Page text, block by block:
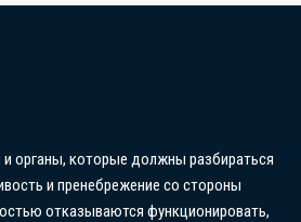
органы, которые должны разбираться
и пренебрежение со стороны
отказываются функционировать,